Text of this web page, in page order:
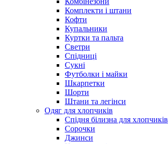
Комплекти і штани
Кофти
Купальники
Куртки та пальта
Светри
Спідниці
Сукні
Футболки і майки
Шкарпетки
Шорти
Штани та легінси
Одяг для хлопчиків
Спідня білизна для хлопчиків
Сорочки
Джинси